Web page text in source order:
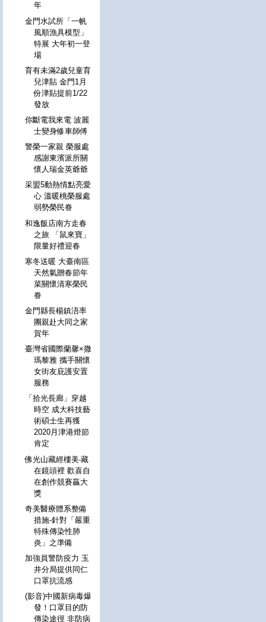
年
金門水試所「一帆
風順漁具模型」
特展 大年初一登
場
育有未滿2歲兒童育
兒津貼 金門1月
份津貼提前1/22
發放
你斷電我來電 波麗
士變身修車師傅
警榮一家親 榮服處
感謝東濱派所關
懷人瑞金英爺爺
采盟5動熱情點亮愛
心 溫暖桃榮服處
弱勢榮民眷
和逸飯店南方走春
之旅 「鼠來寶」
限量好禮迎春
寒冬送暖 大臺南區
天然氣贈春節年
菜關懷清寒榮民
眷
金門縣長楊鎮浯率
團親赴大同之家
賀年
臺灣省國際蘭馨×撒
瑪黎雅 攜手關懷
女街友庇護安置
服務
「拾光長廊」穿越
時空 成大科技藝
術碩士生再獲
2020月津港燈節
肯定
佛光山藏經樓美‧藏
在鏡頭裡 歡喜自
在創作競賽贏大
獎
奇美醫療體系整備
措施-針對「嚴重
特殊傳染性肺
炎」之準備
加強員警防疫力 玉
井分局提供同仁
口罩抗流感
(影音)中國新病毒爆
發！口罩目的防
傳染途徑 非防病